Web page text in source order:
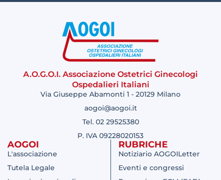
A.O.G.O.I. Associazione Ostetrici Ginecologi
Ospedalieri Italiani
Via Giuseppe Abamonti 1 - 20129 Milano
aogoi@aogoi.it
Tel. 02 29525380
P. IVA 09228020153
AOGOI
L'associazione
Tutela Legale
RUBRICHE
Notiziario AOGOILetter
Eventi e congressi